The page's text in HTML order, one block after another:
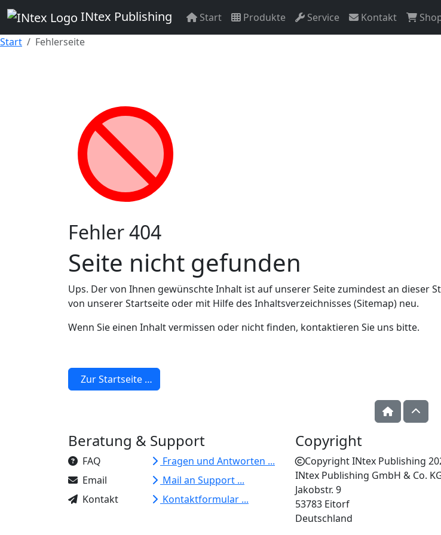
INtex Publishing Start Produkte Service Kontakt
Start
Fehlerseite
Fehler 404
Seite nicht gefunden
Ups. Der von Ihnen gewünschte Inhalt ist auf unserer Seite zumindest an dieser
von unserer Startseite oder mit Hilfe des Inhaltsverzeichnisses (Sitemap) neu.
Wenn Sie einen Inhalt vermissen oder nicht finden, kontaktieren Sie uns bitte.
Zur Startseite …
Beratung & Support
FAQ
Fragen und Antworten ...
Email
Mail an Support ...
Kontakt
Kontaktformular ...
Copyright
Copyright INtex Publishing
INtex Publishing GmbH & Co.
Jakobstr. 9
53783 Eitorf
Deutschland